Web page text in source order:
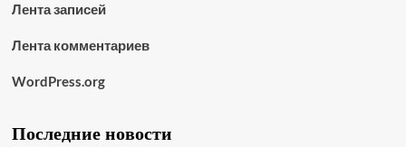
Лента записей
Лента комментариев
WordPress.org
Последние новости